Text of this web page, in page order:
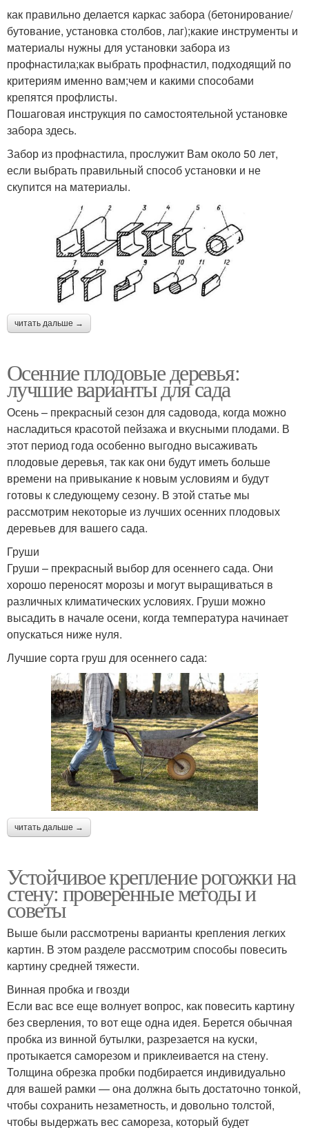
как правильно делается каркас забора (бетонирование/
бутование, установка столбов, лаг);какие инструменты и
материалы нужны для установки забора из
профнастила;как выбрать профнастил, подходящий по
критериям именно вам;чем и какими способами
крепятся профлисты.
Пошаговая инструкция по самостоятельной установке
забора здесь.
Забор из профнастила, прослужит Вам около 50 лет,
если выбрать правильный способ установки и не
скупится на материалы.
читать дальше →
Осенние плодовые деревья:
лучшие варианты для сада
Осень – прекрасный сезон для садовода, когда можно
насладиться красотой пейзажа и вкусными плодами. В
этот период года особенно выгодно высаживать
плодовые деревья, так как они будут иметь больше
времени на привыкание к новым условиям и будут
готовы к следующему сезону. В этой статье мы
рассмотрим некоторые из лучших осенних плодовых
деревьев для вашего сада.
Груши
Груши – прекрасный выбор для осеннего сада. Они
хорошо переносят морозы и могут выращиваться в
различных климатических условиях. Груши можно
высадить в начале осени, когда температура начинает
опускаться ниже нуля.
Лучшие сорта груш для осеннего сада:
читать дальше →
Устойчивое крепление рогожки на
стену: проверенные методы и
советы
Выше были рассмотрены варианты крепления легких
картин. В этом разделе рассмотрим способы повесить
картину средней тяжести.
Винная пробка и гвозди
Если вас все еще волнует вопрос, как повесить картину
без сверления, то вот еще одна идея. Берется обычная
пробка из винной бутылки, разрезается на куски,
протыкается саморезом и приклеивается на стену.
Толщина обрезка пробки подбирается индивидуально
для вашей рамки — она должна быть достаточно тонкой,
чтобы сохранить незаметность, и довольно толстой,
чтобы выдержать вес самореза, который будет